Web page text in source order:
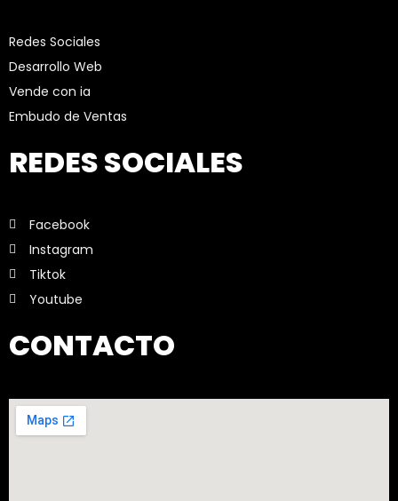
Redes Sociales
Desarrollo Web
Vende con ia
Embudo de Ventas
REDES SOCIALES
Facebook
Instagram
Tiktok
Youtube
CONTACTO